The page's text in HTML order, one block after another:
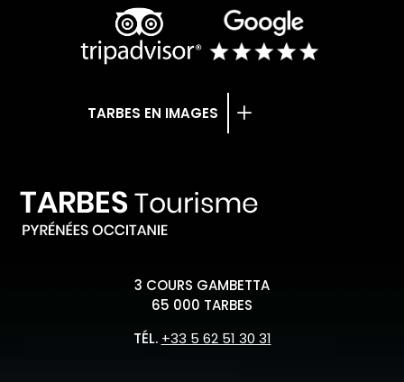
TARBES EN IMAGES
3 COURS GAMBETTA
65 000 TARBES
TÉL. +33 5 62 51 30 31